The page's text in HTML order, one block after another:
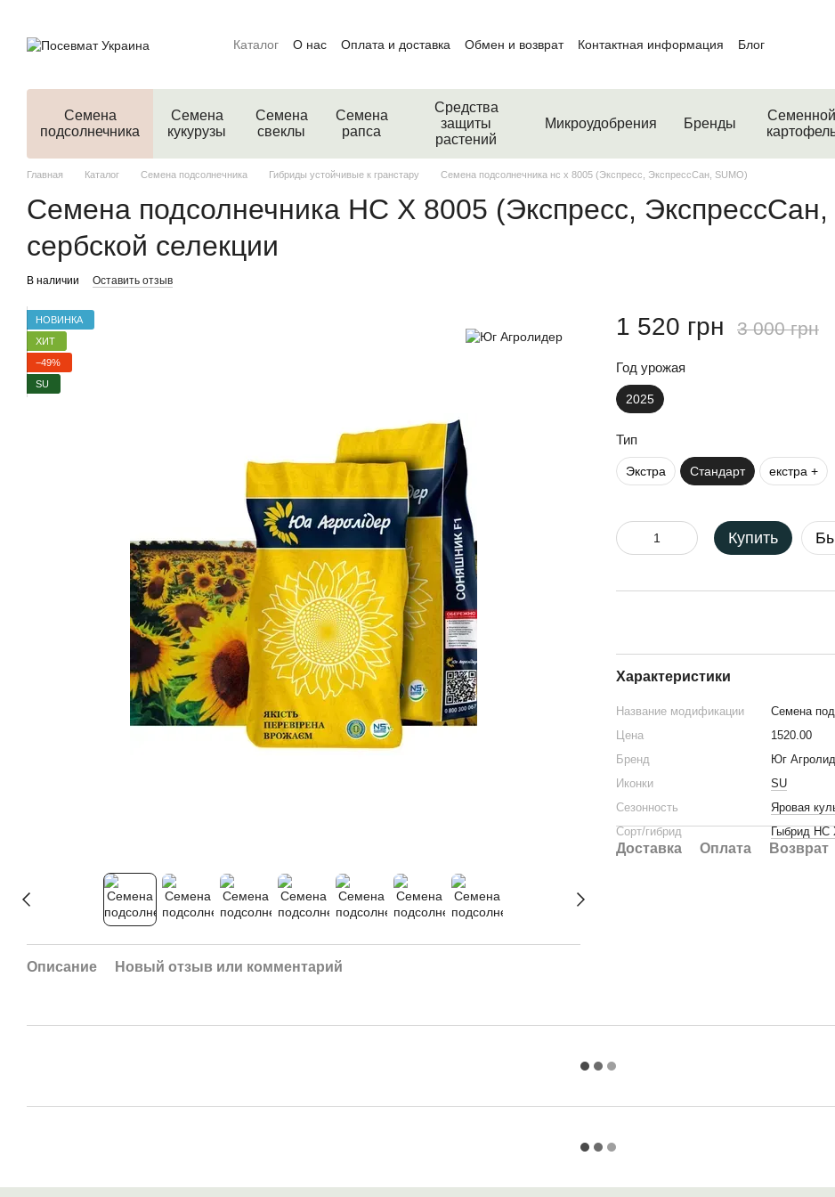
Каталог О нас Оплата и доставка Обмен и возврат Контактная информация Блог
Семена
подсолнечника
Семена
кукурузы
Семена
свеклы
Семена
рапса
Средства
защиты
растений
Микроудобрения Бренды
Семенной
Главная Каталог Семена подсолнечника Гибриды устойчивые к гранстару Семена подсолнечника нс х 8005 (Экспресс, ЭкспрессСан, SUMO)
Семена подсолнечника НС Х 8005 (Экспресс, ЭкспрессСан,
сербской селекции
В наличии Оставить отзыв
НОВИНКА
ХИТ
−49%
SU
Описание Новый отзыв или комментарий
1 520 грн 3 000 грн
Год урожая
2025
Тип
Экстра Стандарт екстра +
Купить
Характеристики
Название модификации
Семена
Цена
1520.00
Бренд
Юг
Иконки
SU
Сезонность
Яровая
Сорт/гибрид
Гыбрид НС
Доставка Оплата Возврат